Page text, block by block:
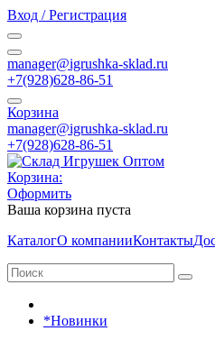
Вход / Регистрация
manager@igrushka-sklad.ru
+7(928)628-86-51
Корзина
manager@igrushka-sklad.ru
+7(928)628-86-51
Корзина:
Оформить
Ваша корзина пуста
КаталогО компанииКонтакты
*Новинки